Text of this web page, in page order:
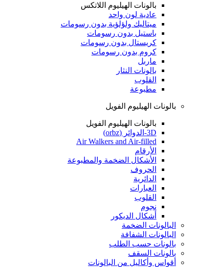
بالونات الهيليوم اللاتكس
عادية لون واحد
ميتاليك ولؤلؤية بدون رسومات
باستيل بدون رسومات
كريستال بدون رسومات
كروم بدون رسومات
ماربل
بالونات النثار
القلوب
مطبوعة
بالونات الهيليوم الفويل
بالونات الهيليوم الفويل
3D-الدوائر (orbz)
Air Walkers and Air-filled
الأرقام
الأشكال الضخمة والمطبوعة
الحروف
الدائرية
العبارات
القلوب
نجوم
أشكال الديكور
البالونات الضخمة
البالونات الشفافة
بالونات حسب الطلب
بالونات السقف
أقواس وأكاليل من البالونات